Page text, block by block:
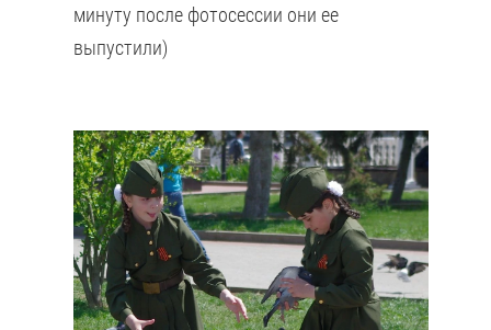
минуту после фотосессии они ее
выпустили)